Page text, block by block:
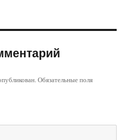
Обязательные поля